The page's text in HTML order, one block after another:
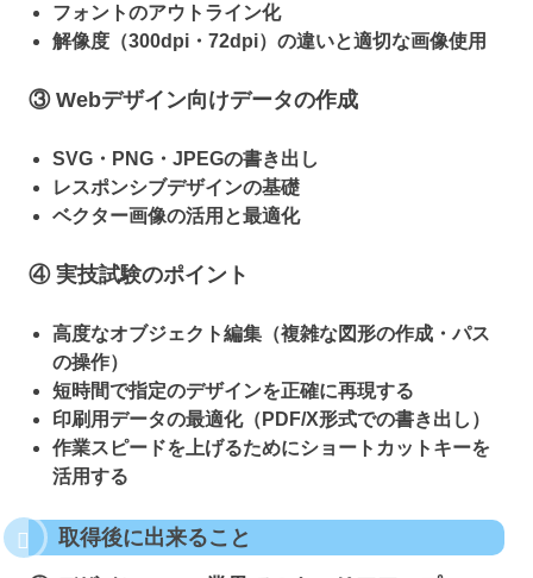
フォントのアウトライン化
解像度（300dpi・72dpi）の違いと適切な画像使用
③ Webデザイン向けデータの作成
SVG・PNG・JPEGの書き出し
レスポンシブデザインの基礎
ベクター画像の活用と最適化
④ 実技試験のポイント
高度なオブジェクト編集（複雑な図形の作成・パス
の操作）
短時間で指定のデザインを正確に再現する
印刷用データの最適化（PDF/X形式での書き出し）
作業スピードを上げるためにショートカットキーを
活用する
取得後に出来ること